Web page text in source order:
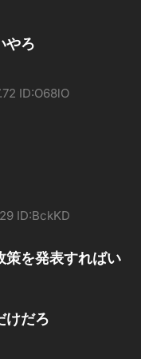
やろ
ID:O68lO
ID:BckKD
策を発表すればい
けだろ